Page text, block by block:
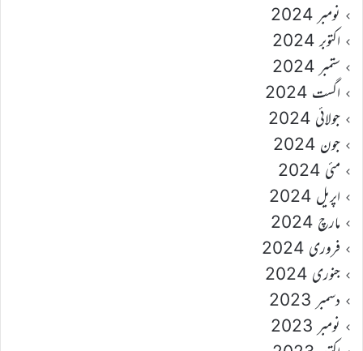
نومبر 2024
اکتوبر 2024
ستمبر 2024
اگست 2024
جولائی 2024
جون 2024
مئی 2024
اپریل 2024
مارچ 2024
فروری 2024
جنوری 2024
دسمبر 2023
نومبر 2023